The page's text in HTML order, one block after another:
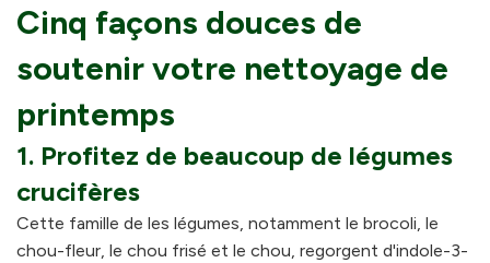
Cinq façons douces de
soutenir votre nettoyage de
printemps
1. Profitez de beaucoup de légumes
crucifères
Cette famille de les légumes, notamment le brocoli, le
chou-fleur, le chou frisé et le chou, regorgent d'indole-3-